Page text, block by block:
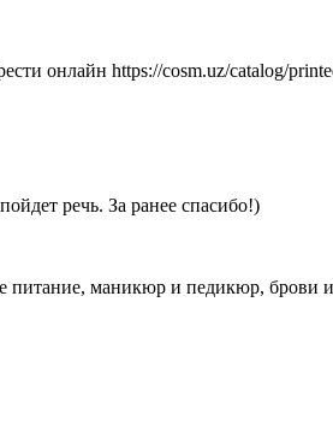
онлайн https://cosm.uz/catalog/
речь. За ранее спасибо!)
питание, маникюр и педикюр, брови